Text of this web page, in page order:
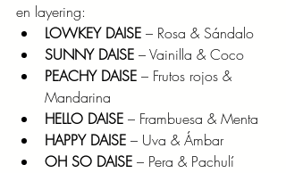
en layering:
LOWKEY DAISE – Rosa & Sándalo
SUNNY DAISE – Vainilla & Coco
PEACHY DAISE – Frutos rojos &
Mandarina
HELLO DAISE – Frambuesa & Menta
HAPPY DAISE – Uva & Ámbar
OH SO DAISE – Pera & Pachulí